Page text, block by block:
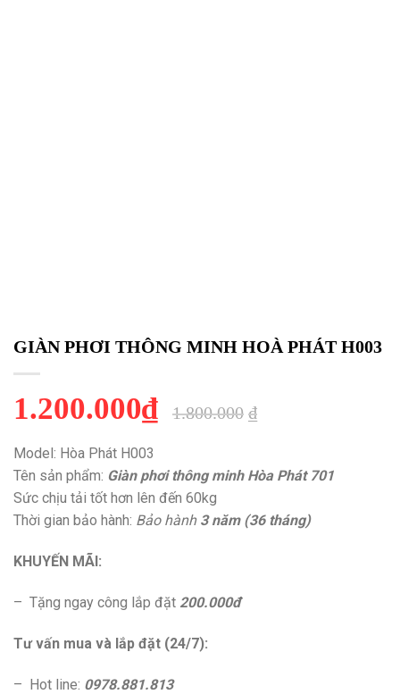
GIÀN PHƠI THÔNG MINH HOÀ PHÁT H003
1.200.000₫ 1.800.000 ₫
Model: Hòa Phát H003
Tên sản phẩm: Giàn phơi thông minh Hòa Phát 701
Sức chịu tải tốt hơn lên đến 60kg
Thời gian bảo hành: Bảo hành 3 năm (36 tháng)
KHUYẾN MÃI:
– Tặng ngay công lắp đặt 200.000đ
Tư vấn mua và lắp đặt (24/7):
– Hot line: 0978.881.813